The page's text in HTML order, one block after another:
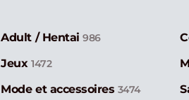
Adult / Hentai986
Jeux 1472
Mode et accessoires 3474